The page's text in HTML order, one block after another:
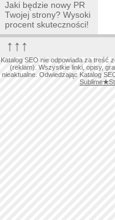
Jaki będzie nowy PR
Twojej strony? Wysoki
procent skuteczności!
↑↑↑
Katalog SEO nie odpowiada za treść
(reklam). Wszystkie linki, opisy,
nieaktualne. Odwiedzając Katalog
Sublime★